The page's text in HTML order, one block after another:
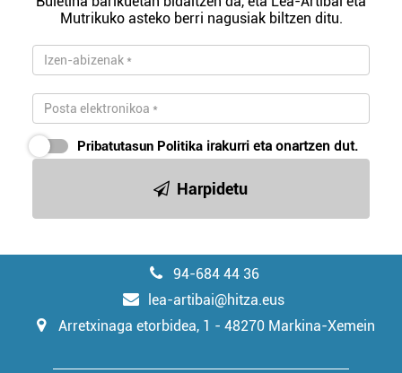
irakurriMutrikuko asteko berri nagusiak biltzen ditu.
Pribatutasun Politika irakurri eta onartzen dut.
Harpidetu
94-684 44 36
lea-artibai@hitza.eus
Arretxinaga etorbidea, 1 - 48270 Markina-Xemein